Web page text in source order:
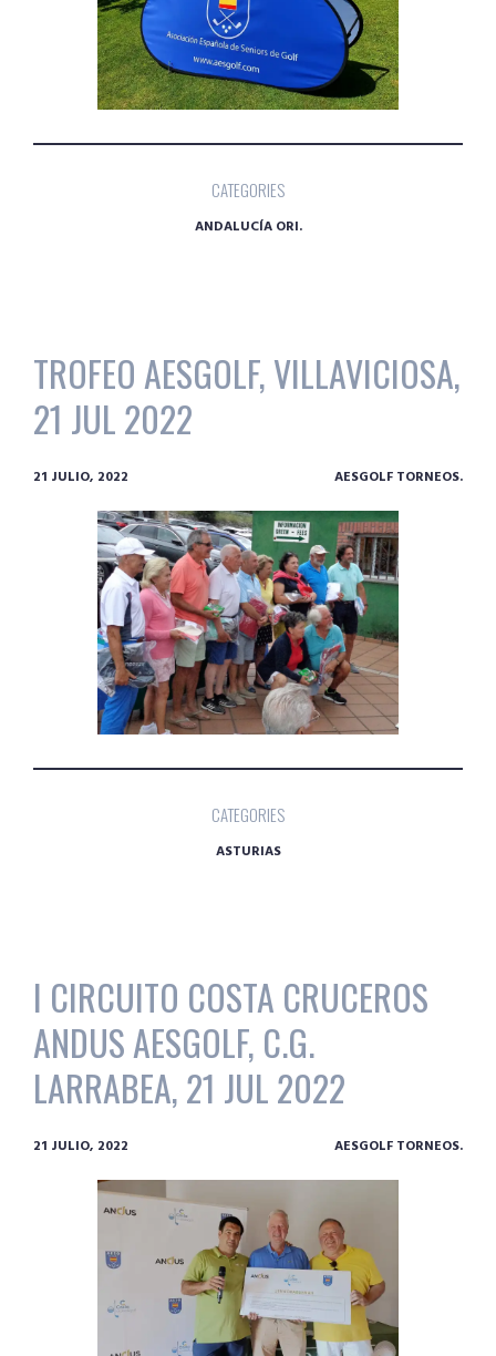
CATEGORIES
ANDALUCÍA ORI.
TROFEO AESGOLF, VILLAVICIOSA,
21 JUL 2022
21 JULIO, 2022 AESGOLF TORNEOS.
CATEGORIES
ASTURIAS
I CIRCUITO COSTA CRUCEROS
ANDUS AESGOLF, C.G.
LARRABEA, 21 JUL 2022
21 JULIO, 2022 AESGOLF TORNEOS.